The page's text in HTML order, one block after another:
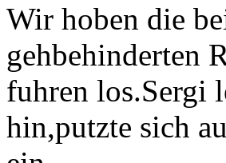
Wir hoben die
gehbehinderten
fuhren los.Sergi
hin,putzte sich